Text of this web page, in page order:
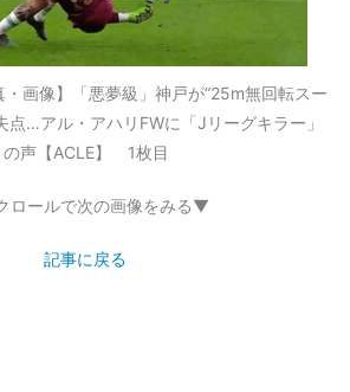
・画像】「悪夢級」神戸が“25m無回転スー
点…アル・アハリFWに「Jリーグキラー」
の声【ACLE】 1枚目
ロールで次の画像をみる▼
記事に戻る